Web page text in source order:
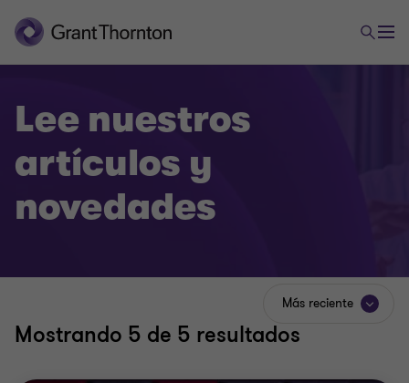
Lee nuestros
artículos y
novedades
Mostrando 5 de 5 resultados
Más reciente